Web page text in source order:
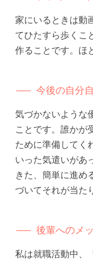
家にいるときは動
てひたすら歩くこ
作ることです。ほ
今後の自分
気づかないような
ことです。誰かが
ために準備してく
いった気遣いがあ
きた、簡単に進め
づいてそれが当た
後輩へのメ
私は就職活動中、